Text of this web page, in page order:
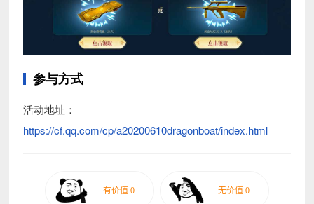
参与方式
活动地址：
https://cf.qq.com/cp/a20200610dragonboat/index.html